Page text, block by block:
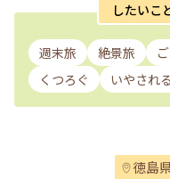
したいこ
週末旅 絶景旅
くつろぐ
いやされる
徳島